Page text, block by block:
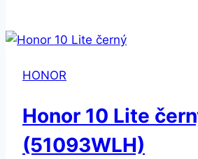
128
černý
(22594)
HONOR
Honor 10 Lite
(51093WLH)